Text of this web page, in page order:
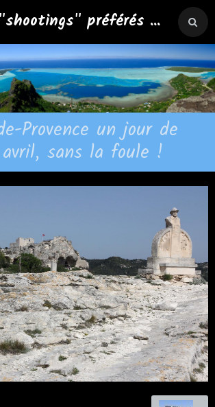
préférés ...
Provence un jour de
sans la foule !